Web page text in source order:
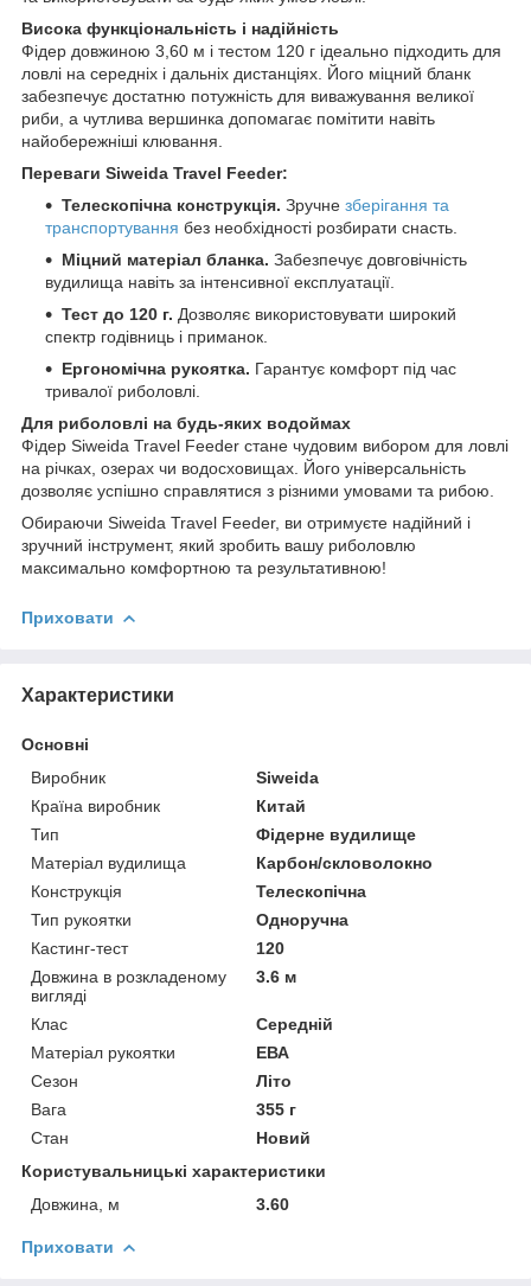
Висока функціональність і надійність
Фідер довжиною 3,60 м і тестом 120 г ідеально підходить для
ловлі на середніх і дальніх дистанціях. Його міцний бланк
забезпечує достатню потужність для виважування великої
риби, а чутлива вершинка допомагає помітити навіть
найобережніші клювання.
Переваги Siweida Travel Feeder:
Телескопічна конструкція. Зручне зберігання та
транспортування без необхідності розбирати снасть.
Міцний матеріал бланка. Забезпечує довговічність
вудилища навіть за інтенсивної експлуатації.
Тест до 120 г. Дозволяє використовувати широкий
спектр годівниць і приманок.
Ергономічна рукоятка. Гарантує комфорт під час
тривалої риболовлі.
Для риболовлі на будь-яких водоймах
Фідер Siweida Travel Feeder стане чудовим вибором для ловлі
на річках, озерах чи водосховищах. Його універсальність
дозволяє успішно справлятися з різними умовами та рибою.
Обираючи Siweida Travel Feeder, ви отримуєте надійний і
зручний інструмент, який зробить вашу риболовлю
максимально комфортною та результативною!
Приховати
Характеристики
Основні
Виробник
Siweida
Країна виробник
Китай
Тип
Фідерне вудилище
Матеріал вудилища
Карбон/скловолокно
Конструкція
Телескопічна
Тип рукоятки
Одноручна
Кастинг-тест
120
Довжина в розкладеному
вигляді
3.6 м
Клас
Середній
Матеріал рукоятки
ЕВА
Сезон
Літо
Вага
355 г
Стан
Новий
Користувальницькі характеристики
Довжина, м
3.60
Приховати